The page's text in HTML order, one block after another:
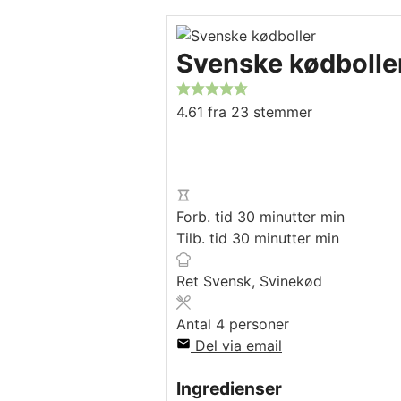
Svenske
4.61 fra 23 stemmer
Forb. tid 30 minutter min
Tilb. tid 30 minutter min
Ret Svensk, Svinekød
Antal 4 personer
Del via email
Ingredienser